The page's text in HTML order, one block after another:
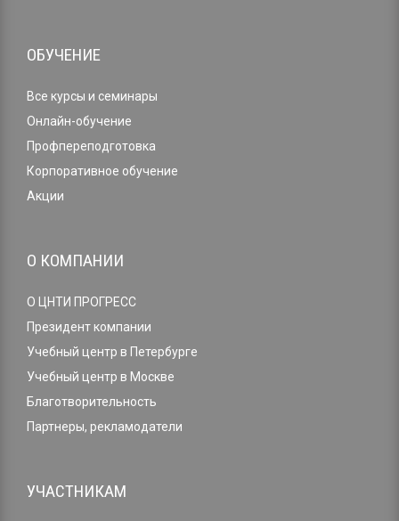
ОБУЧЕНИЕ
Все курсы и семинары
Онлайн-обучение
Профпереподготовка
Корпоративное обучение
Акции
О КОМПАНИИ
О ЦНТИ ПРОГРЕСС
Президент компании
Учебный центр в Петербурге
Учебный центр в Москве
Благотворительность
Партнеры, рекламодатели
УЧАСТНИКАМ